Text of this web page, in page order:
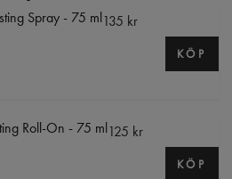
Spray - 75 ml135 kr
KÖP
Roll-On - 75 ml125 kr
KÖP